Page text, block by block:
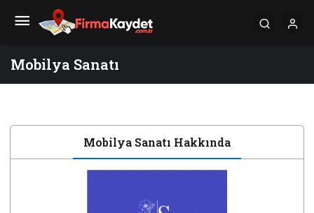
Mobilya Sanatı
Mobilya Sanatı Hakkında